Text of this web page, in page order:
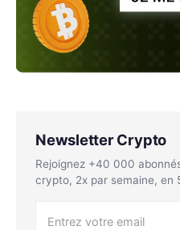
Newsletter Crypto
Rejoignez +40 000
crypto, 2x par semaine, en